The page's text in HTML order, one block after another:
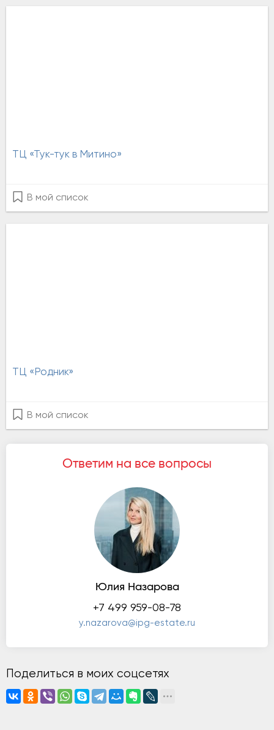
ТЦ «Тук-тук в Митино»
В мой список
ТЦ «Родник»
В мой список
Ответим на все вопросы
Юлия Назарова
+7 499 959-08-78
y.nazarova@ipg-estate.ru
Поделиться в моих соцсетях